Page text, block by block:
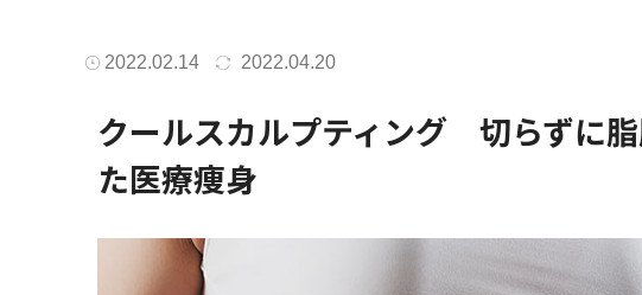
2022.02.14 2022.04.20
クールスカルプティング 切らずに
た医療痩身